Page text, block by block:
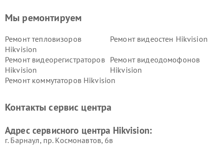
Мы ремонтируем
Ремонт тепловизоров
Hikvision
Ремонт видеостен Hikvision
Ремонт видеорегистраторов
Hikvision
Ремонт видеодомофонов
Hikvision
Ремонт коммутаторов Hikvision
Контакты сервис центра
Адрес сервисного центра Hikvision:
г. Барнаул, ​пр. Космонавтов, 6в